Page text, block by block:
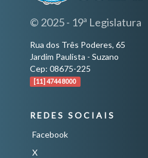
© 2025 - 19ª Legislatura
Rua dos Três Poderes, 65
Jardim Paulista - Suzano
Cep: 08675-225
[11] 4744 8000
REDES SOCIAIS
Facebook
X